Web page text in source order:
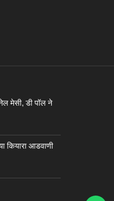
मेसी, डी पॉल ने
कियारा आडवाणी